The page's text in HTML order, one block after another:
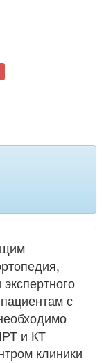
с
и КТ
клиники